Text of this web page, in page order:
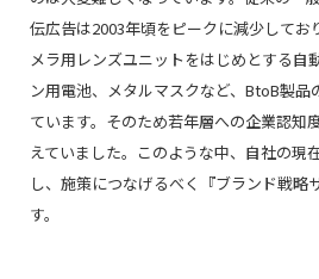
伝広告は2003年頃をピークに減少してお
メラ用レンズユニットをはじめとする自
ン用電池、メタルマスクなど、BtoB製品
ています。そのため若年層への企業認知
えていました。このような中、自社の現
し、施策につなげるべく『ブランド戦略
す。